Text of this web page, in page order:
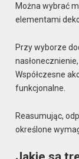
Można wybrać
elementami
Przy wyborze
Współczesne
funkcjonalne.
Reasumując,
określone